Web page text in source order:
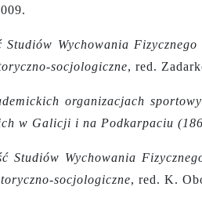
Studiów Wychowania
socjologiczne, red.
organizacjach
w Galicji i na Podkarpaciu
Studiów Wychowania
socjologiczne, red. K.